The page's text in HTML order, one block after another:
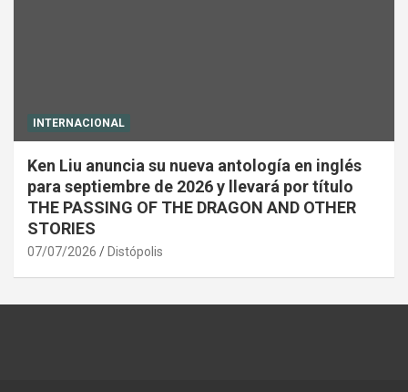
INTERNACIONAL
Ken Liu anuncia su nueva antología en inglés
para septiembre de 2026 y llevará por título
THE PASSING OF THE DRAGON AND OTHER
STORIES
07/07/2026 Distópolis